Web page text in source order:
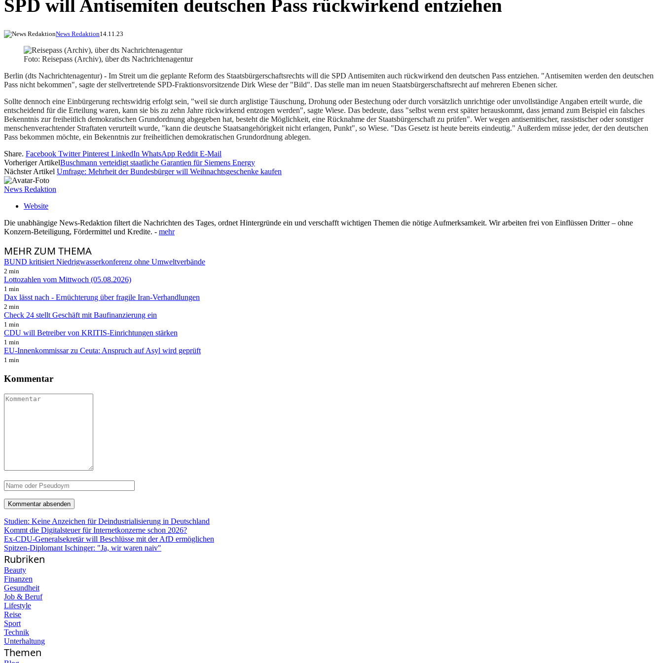
SPD will Antisemiten deutschen Pass rückwirkend entziehen
News Redaktion14.11.23
Foto: Reisepass (Archiv), über dts Nachrichtenagentur
Berlin (dts Nachrichtenagentur) - Im Streit um die geplante Reform des Staatsbürgerschaftsrechts will die SPD Antisemiten auch rückwirkend den deutschen Pass entziehen. "Antisemiten werden den deutschen
Pass nicht bekommen", sagte der stellvertretende SPD-Fraktionsvorsitzende Dirk Wiese der "Bild". Das stelle man im neuen Staatsbürgerschaftsrecht auf mehreren Ebenen sicher.
Sollte dennoch eine Einbürgerung rechtswidrig erfolgt sein, "weil sie durch arglistige Täuschung, Drohung oder Bestechung oder durch vorsätzlich unrichtige oder unvollständige Angaben erteilt wurde, die
entscheidend für die Erteilung waren, kann sie bis zu zehn Jahre rückwirkend entzogen werden", sagte Wiese. Das bedeute, dass "selbst wenn erst später herauskommt, dass jemand zum Beispiel ein falsches
Bekenntnis zur freiheitlich demokratischen Grundordnung abgegeben hat, besteht die Möglichkeit, eine Rücknahme der Staatsbürgerschaft zu prüfen". Wer wegen antisemitischer, rassistischer oder sonstiger
menschenverachtender Straftaten verurteilt wurde, "kann die deutsche Staatsangehörigkeit nicht erlangen, Punkt", so Wiese. "Das Gesetz ist heute bereits eindeutig." Außerdem müsse jeder, der den deutschen
Pass bekommen möchte, ein Bekenntnis zur freiheitlichen demokratischen Grundordnung ablegen.
Share. Facebook Twitter Pinterest LinkedIn WhatsApp Reddit E-Mail
Vorheriger ArtikelBuschmann verteidigt staatliche Garantien für Siemens Energy
Nächster Artikel Umfrage: Mehrheit der Bundesbürger will Weihnachtsgeschenke kaufen
News Redaktion
Website
Die unabhängige News-Redaktion filtert die Nachrichten des Tages, ordnet Hintergründe ein und verschafft wichtigen Themen die nötige Aufmerksamkeit. Wir arbeiten frei von Einflüssen Dritter – ohne
Konzern-Beteiligung, Fördermittel und Kredite. - mehr
MEHRZUM THEMA
BUND kritisiert Niedrigwasserkonferenz ohne Umweltverbände
2 min
Lottozahlen vom Mittwoch (05.08.2026)
1 min
Dax lässt nach - Ernüchterung über fragile Iran-Verhandlungen
2 min
Check 24 stellt Geschäft mit Baufinanzierung ein
1 min
CDU will Betreiber von KRITIS-Einrichtungen stärken
1 min
EU-Innenkommissar zu Ceuta: Anspruch auf Asyl wird geprüft
1 min
Kommentar
Studien: Keine Anzeichen für Deindustrialisierung in Deutschland
Kommt die Digitalsteuer für Internetkonzerne schon 2026?
Ex-CDU-Generalsekretär will Beschlüsse mit der AfD ermöglichen
Spitzen-Diplomant Ischinger: "Ja, wir waren naiv"
Rubriken
Beauty
Finanzen
Gesundheit
Job & Beruf
Lifestyle
Reise
Sport
Technik
Unterhaltung
Themen